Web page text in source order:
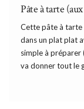
Pâte à tarte
Cette pâte à tarte
dans un plat plat
simple à préparer
va donner tout le